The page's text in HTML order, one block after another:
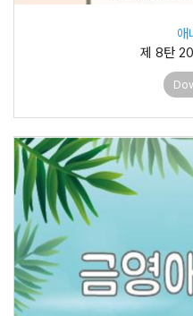
애
제 8탄